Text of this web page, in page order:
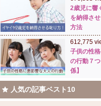
2歳児に響
を納得さ
方法
612,775
子供の性
の行動７
係】
人気の記事ベスト10